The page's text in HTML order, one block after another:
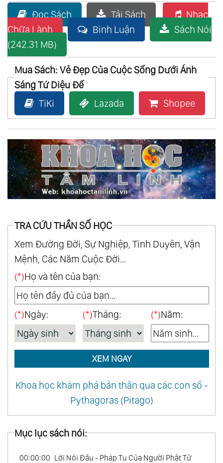
Đọc Sách Tải Sách
Nhạc
Chữa Lành
Bình Luận
Sách Nói
(242.31 MB)
Mua Sách: Vẻ Đẹp Của Cuộc Sống Dưới Ánh
Sáng Tứ Diệu Đế
TiKi
Lazada Shopee
TRA CỨU THẦN SỐ HỌC
Xem Đường Đời, Sự Nghiệp, Tình Duyên, Vận
Mệnh, Các Năm Cuộc Đời...
(*)Họ và tên của bạn:
(*)Ngày: (*)Tháng: (*)Năm:
XEM NGAY
Khoa học khám phá bản thân qua các con số -
Pythagoras (Pitago)
Mục lục sách nói:
00:00:00 Lời Nói Đầu - Pháp Tu Của Người Phật Tử